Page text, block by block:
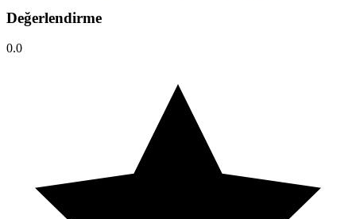
Değerlendirme
0.0